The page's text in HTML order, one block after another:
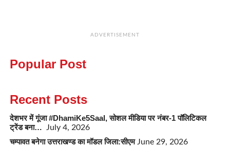
ADVERTISEMENT
Popular Post
Recent Posts
देशभर में गूंजा #DhamiKe5Saal, सोशल मीडिया पर नंबर-1 पॉलिटिकल
ट्रेंड बना… July 4, 2026
चम्पावत बनेगा उत्तराखण्ड का मॉडल जिला:सीएम June 29, 2026